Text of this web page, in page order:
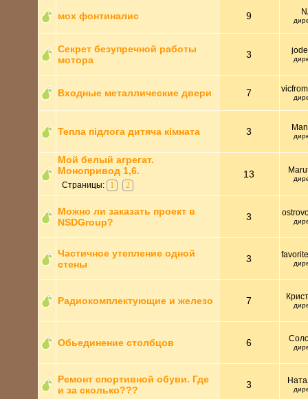
мох фонтиналис 9
Секрет безупречной работы
мотора
3
Входные металлические двери 7
Тепла підлога дитяча кімната 3
Мой белый агрегат.
Монопривод 1,6.
Страницы: 1 2
13
Можно ли заказать проект в
NSDGroup?
3
Частичное утепление одной
стены
3
Радиокомплектующие и железо 7
Обьединение столбцов 6
Ремонт спортивной обуви. Где
и за сколько???
3